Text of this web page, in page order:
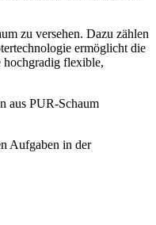
zu versehen. Dazu zählen
ermöglicht die
hochgradig flexible,
aus PUR-Schaum
Aufgaben in der